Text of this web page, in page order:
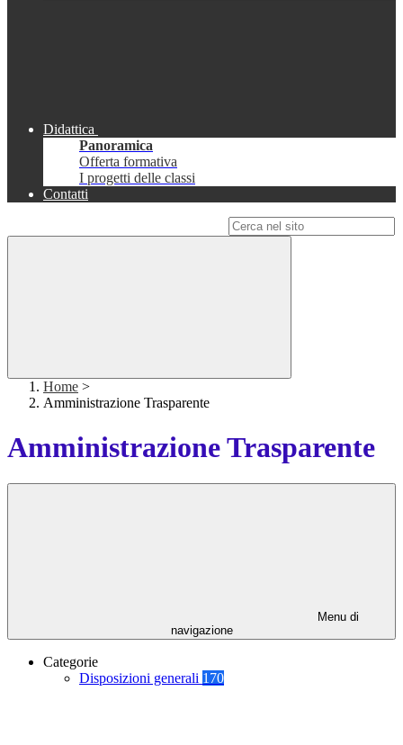
Didattica
Panoramica
Offerta formativa
I progetti delle classi
Contatti
Home >
Amministrazione Trasparente
Amministrazione Trasparente
Menu di
navigazione
Categorie
Disposizioni generali 170